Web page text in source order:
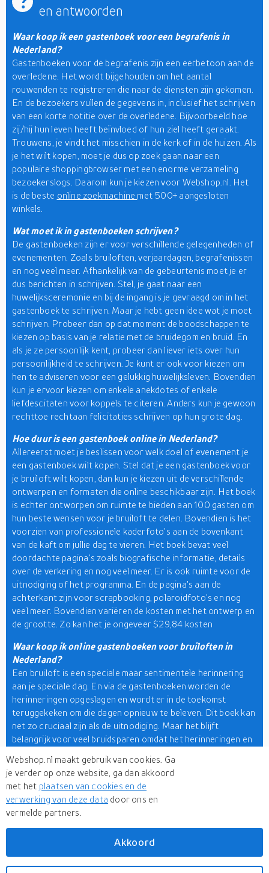
en antwoorden
Waar koop ik een gastenboek voor een begrafenis in
Nederland?
Gastenboeken voor de begrafenis zijn een eerbetoon aan de
overledene. Het wordt bijgehouden om het aantal
rouwenden te registreren die naar de diensten zijn gekomen.
En de bezoekers vullen de gegevens in, inclusief het schrijven
van een korte notitie over de overledene. Bijvoorbeeld hoe
zij/hij hun leven heeft beïnvloed of hun ziel heeft geraakt.
Trouwens, je vindt het misschien in de kerk of in de huizen. Als
je het wilt kopen, moet je dus op zoek gaan naar een
populaire shoppingbrowser met een enorme verzameling
bezoekerslogs. Daarom kun je kiezen voor Webshop.nl. Het
is de beste online zoekmachine met 500+ aangesloten
winkels.
Wat moet ik in gastenboeken schrijven?
De gastenboeken zijn er voor verschillende gelegenheden of
evenementen. Zoals bruiloften, verjaardagen, begrafenissen
en nog veel meer. Afhankelijk van de gebeurtenis moet je er
dus berichten in schrijven. Stel, je gaat naar een
huwelijksceremonie en bij de ingang is je gevraagd om in het
gastenboek te schrijven. Maar je hebt geen idee wat je moet
schrijven. Probeer dan op dat moment de boodschappen te
kiezen op basis van je relatie met de bruidegom en bruid. En
als je ze persoonlijk kent, probeer dan liever iets over hun
persoonlijkheid te schrijven. Je kunt er ook voor kiezen om
hen te adviseren voor een gelukkig huwelijksleven. Bovendien
kun je ervoor kiezen om enkele anekdotes of enkele
liefdescitaten voor koppels te citeren. Anders kun je gewoon
rechttoe rechtaan felicitaties schrijven op hun grote dag.
Hoe duur is een gastenboek online in Nederland?
Allereerst moet je beslissen voor welk doel of evenement je
een gastenboek wilt kopen. Stel dat je een gastenboek voor
je bruiloft wilt kopen, dan kun je kiezen uit de verschillende
ontwerpen en formaten die online beschikbaar zijn. Het boek
is echter ontworpen om ruimte te bieden aan 100 gasten om
hun beste wensen voor je bruiloft te delen. Bovendien is het
voorzien van professionele kaderfoto's aan de bovenkant
van de kaft om jullie dag te vieren. Het boek bevat veel
doordachte pagina's zoals biografische informatie, details
over de verkering en nog veel meer. Er is ook ruimte voor de
uitnodiging of het programma. En de pagina's aan de
achterkant zijn voor scrapbooking, polaroidfoto's en nog
veel meer. Bovendien variëren de kosten met het ontwerp en
de grootte. Zo kan het je ongeveer $29,84 kosten
Waar koop ik online gastenboeken voor bruiloften in
Nederland?
Een bruiloft is een speciale maar sentimentele herinnering
aan je speciale dag. En via de gastenboeken worden de
herinneringen opgeslagen en wordt er in de toekomst
teruggekeken om die dagen opnieuw te beleven. Dit boek kan
net zo cruciaal zijn als de uitnodiging. Maar het blijft
belangrijk voor veel bruidsparen omdat het herinneringen en
een wilt kopen voor uw volgende boodschappen, dan moet u
kiezen voor een betrouwbare winkelpartner zoals
Webshop.nl. Het is verbonden met meer dan 500 merken.
En enkele daarvan zijn Ginger Ray, Christian Lacroix,
Smythson en nog veel meer. Zo kunt u genieten van talloze
collecties producten met ongelooflijke prijskaartjes.
Webshop.nl maakt gebruik van cookies. Ga
je verder op onze website, ga dan akkoord
met het plaatsen van cookies en de
verwerking van deze data door ons en
vermelde partners.
Akkoord